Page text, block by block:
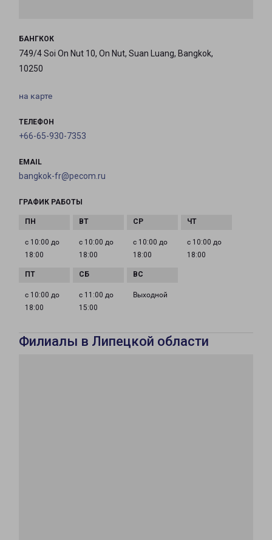
БАНГКОК
749/4 Soi On Nut 10, On Nut, Suan Luang, Bangkok,
10250
на карте
ТЕЛЕФОН
+66-65-930-7353
EMAIL
bangkok-fr@pecom.ru
ГРАФИК РАБОТЫ
с 10:00 до
18:00
с 10:00 до
18:00
с 10:00 до
18:00
с 10:00 до
18:00
с 10:00 до
18:00
с 11:00 до
15:00
Выходной
Филиалы в Липецкой области